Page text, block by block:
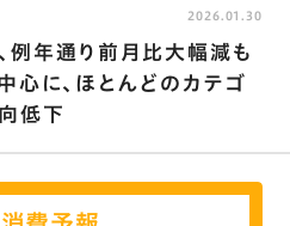
年通り前月比大幅減も
心に､ほとんどのカテゴ
低下
2026.01.30